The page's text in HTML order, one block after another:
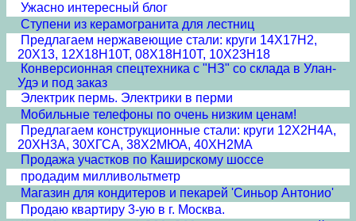
Ужасно интересный блог
Ступени из керамогранита для лестниц
Предлагаем нержавеющие стали: круги 14Х17Н2,
20Х13, 12Х18Н10Т, 08Х18Н10Т, 10Х23Н18
Конверсионная спецтехника с "НЗ" со склада в Улан-
Удэ и под заказ
Электрик пермь. Электрики в перми
Мобильные телефоны по очень низким ценам!
Предлагаем конструкционные стали: круги 12Х2Н4А,
20ХН3А, 30ХГСА, 38Х2МЮА, 40ХН2МА
Продажа участков по Каширскому шоссе
продадим милливольтметр
Магазин для кондитеров и пекарей 'Синьор Антонио'
Продаю квартиру 3-ую в г. Москва.